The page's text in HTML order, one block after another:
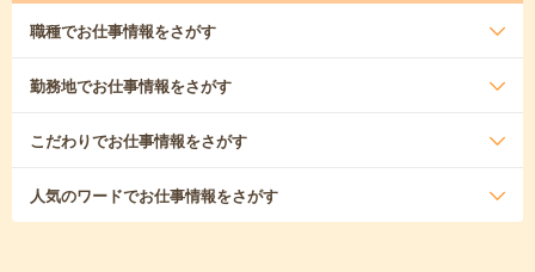
職種でお仕事情報をさがす
勤務地でお仕事情報をさがす
こだわりでお仕事情報をさがす
人気のワードでお仕事情報をさがす